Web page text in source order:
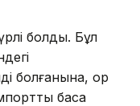
болды. Бұл
болғанына, қор
басқа